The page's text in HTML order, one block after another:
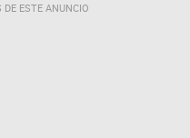
ESTE ANUNCIO